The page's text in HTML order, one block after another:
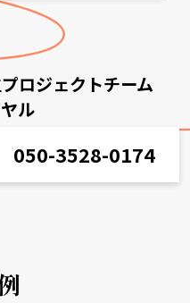
ロジェクトチーム
ル
050-3528-0174